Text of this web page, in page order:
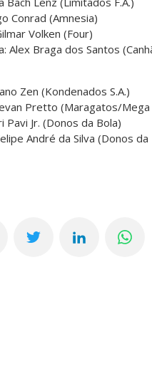
Conrad (Amnesia)
Volken (Four)
Alex Braga dos Santos
Zen (Kondenados S.A.)
Pretto (Maragatos/
Pavi Jr. (Donos da Bola)
André da Silva (Donos da